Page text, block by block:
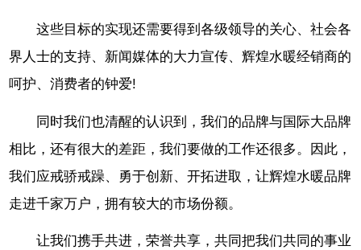
这些目标的实现还需要得到各级领导的关心、社会各
界人士的支持、新闻媒体的大力宣传、辉煌水暖经销商的
呵护、消费者的钟爱!
同时我们也清醒的认识到，我们的品牌与国际大品牌
相比，还有很大的差距，我们要做的工作还很多。因此，
我们应戒骄戒躁、勇于创新、开拓进取，让辉煌水暖品牌
走进千家万户，拥有较大的市场份额。
让我们携手共进，荣誉共享，共同把我们共同的事业